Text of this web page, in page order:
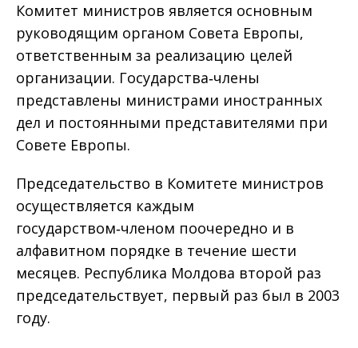
Комитет министров является основным
руководящим органом Совета Европы,
ответственным за реализацию целей
организации. Государства‑члены
представлены министрами иностранных
дел и постоянными представителями при
Совете Европы.
Председательство в Комитете министров
осуществляется каждым
государством‑членом поочередно и в
алфавитном порядке в течение шести
месяцев. Республика Молдова второй раз
председательствует, первый раз был в 2003
году.